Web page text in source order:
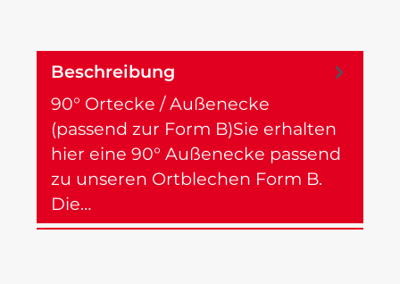
Beschreibung
90° Ortecke / Außenecke
(passend zur Form B)Sie erhalten
hier eine 90° Außenecke passend
zu unseren Ortblechen Form B.
Die…